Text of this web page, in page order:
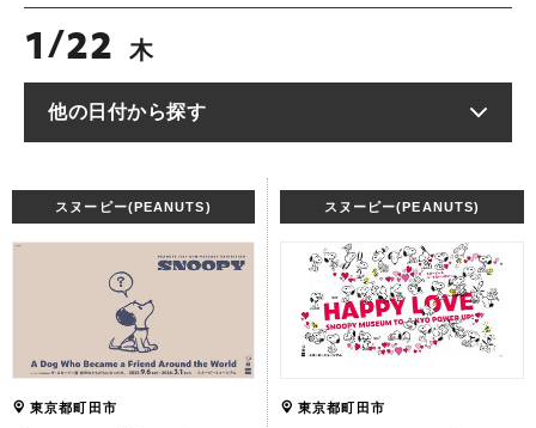
1/22 木
他の日付から探す
スヌーピー(PEANUTS)
東京都町田市
スヌーピー(PEANUTS)
東京都町田市